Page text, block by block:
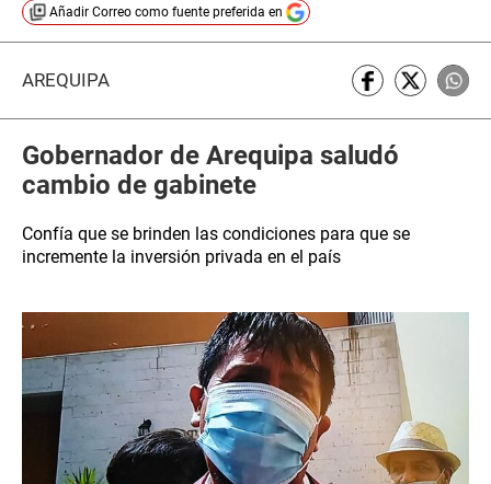
Añadir Correo como fuente preferida en
AREQUIPA
Gobernador de Arequipa saludó
cambio de gabinete
Confía que se brinden las condiciones para que se
incremente la inversión privada en el país